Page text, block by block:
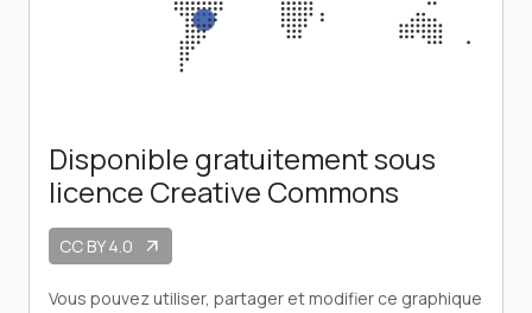
licence Creative Commons
Vous pouvez utiliser, partager et modifier ce graphique
gratuitement et à des fins commerciales, à condition